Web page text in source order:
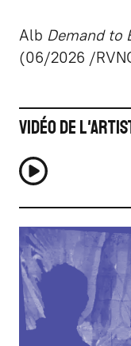
Alb Demand to
(06/2026 /
Vidéo de